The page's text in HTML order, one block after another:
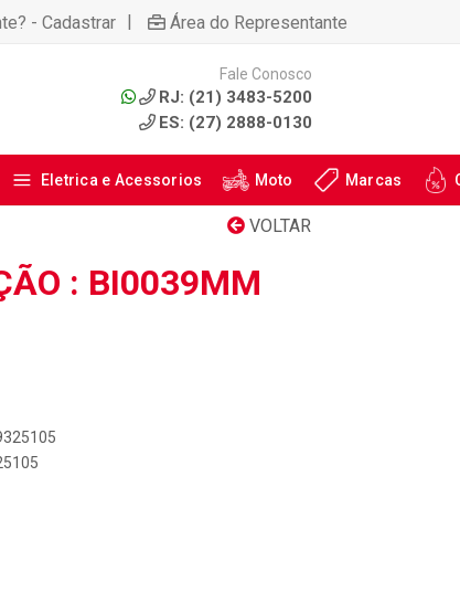
- Cadastrar | Área do Representante
Fale Conosco
RJ: (21) 3483-5200
ES: (27) 2888-0130
Eletrica e Acessorios Moto Marcas
VOLTAR
: BI0039MM